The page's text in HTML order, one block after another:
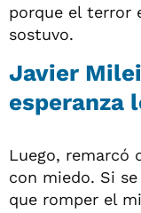
porque el terror
sostuvo.
Javier
esperanza
Luego, remarcó
con miedo. Si
que romper el